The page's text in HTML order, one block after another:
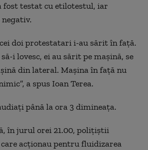
fost testat cu etilotestul, iar
doi protestatari i-au sărit în față.
i lovesc, ei au sărit pe mașină, se
din lateral. Mașina în față nu
a spus Ioan Terea.
până la ora 3 dimineața.
în jurul orei 21.00, poliţiştii
acţionau pentru fluidizarea